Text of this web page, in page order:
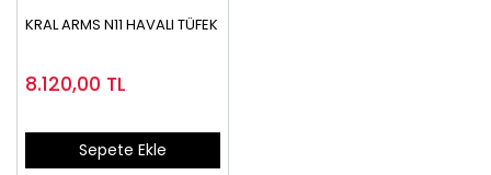
KRAL ARMS N11 HAVALI TÜFEK
8.120,00 TL
Sepete Ekle